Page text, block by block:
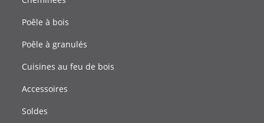
Poêle à bois
Poêle à granulés
Cuisines au feu de bois
Accessoires
Soldes